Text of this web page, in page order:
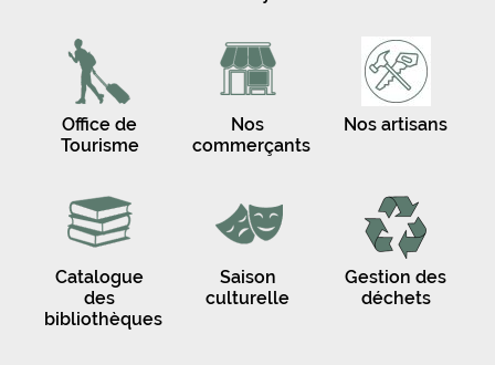
Office de
Tourisme
Nos
commerçants
Nos artisans
Catalogue
des
bibliothèques
Saison
culturelle
Gestion des
déchets